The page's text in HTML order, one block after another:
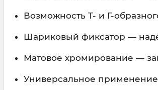
Возможность Т- и Г-
Шариковый фиксатор —
Матовое хромирование —
Универсальное